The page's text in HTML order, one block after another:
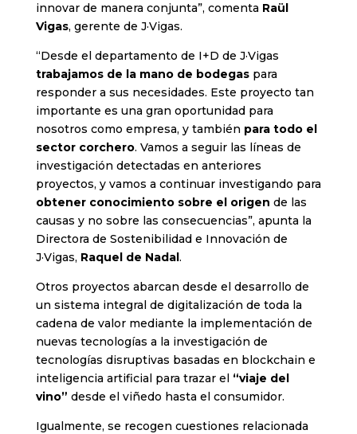
innovar de manera conjunta”, comenta Raül
Vigas, gerente de J·Vigas.
“Desde el departamento de I+D de J·Vigas
trabajamos de la mano de bodegaspara
responder a sus necesidades. Este proyecto tan
importante es una gran oportunidad para
nosotros como empresa, y también para todo el
sector corchero. Vamos a seguir las líneas de
investigación detectadas en anteriores
proyectos, y vamos a continuar investigando para
obtener conocimiento sobre el origen de las
causas y no sobre las consecuencias”, apunta la
Directora de Sostenibilidad e Innovación de
J·Vigas, Raquel de Nadal.
Otros proyectos abarcan desde el desarrollo de
un sistema integral de digitalización de toda la
cadena de valor mediante la implementación de
nuevas tecnologías a la investigación de
tecnologías disruptivas basadas en blockchain e
inteligencia artificial para trazar el “viaje del
vino” desde el viñedo hasta el consumidor.
Igualmente, se recogen cuestiones relacionada